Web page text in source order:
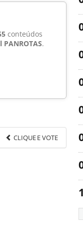
conteúdos
PANROTAS.
CLIQUE E VOTE
do-turismo-
oferecidas na
pela legislação
da